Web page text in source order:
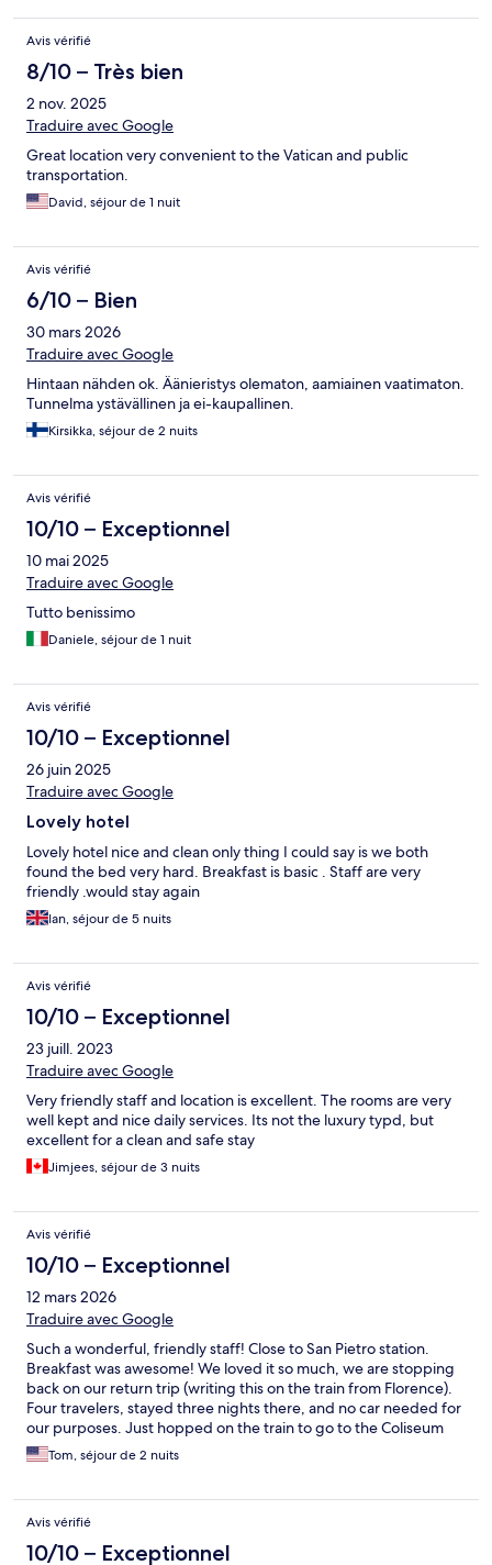
Avis vérifié
8/10 – Très bien
2 nov. 2025
Traduire avec Google
Great location very convenient to the Vatican and public
transportation.
David, séjour de 1 nuit
Avis vérifié
6/10 – Bien
30 mars 2026
Traduire avec Google
Hintaan nähden ok. Äänieristys olematon, aamiainen vaatimaton.
Tunnelma ystävällinen ja ei-kaupallinen.
Kirsikka, séjour de 2 nuits
Avis vérifié
10/10 – Exceptionnel
10 mai 2025
Traduire avec Google
Tutto benissimo
Daniele, séjour de 1 nuit
Avis vérifié
10/10 – Exceptionnel
26 juin 2025
Traduire avec Google
Lovely hotel
Lovely hotel nice and clean only thing I could say is we both
found the bed very hard. Breakfast is basic . Staff are very
friendly .would stay again
Ian, séjour de 5 nuits
Avis vérifié
10/10 – Exceptionnel
23 juill. 2023
Traduire avec Google
Very friendly staff and location is excellent. The rooms are very
well kept and nice daily services. Its not the luxury typd, but
excellent for a clean and safe stay
Jimjees, séjour de 3 nuits
Avis vérifié
10/10 – Exceptionnel
12 mars 2026
Traduire avec Google
Such a wonderful, friendly staff! Close to San Pietro station.
Breakfast was awesome! We loved it so much, we are stopping
back on our return trip (writing this on the train from Florence).
Four travelers, stayed three nights there, and no car needed for
our purposes. Just hopped on the train to go to the Coliseum
and other places. Walked to the Vatican. Then, Train to Naples
(with a connection). Spectacular!
Tom, séjour de 2 nuits
Avis vérifié
10/10 – Exceptionnel